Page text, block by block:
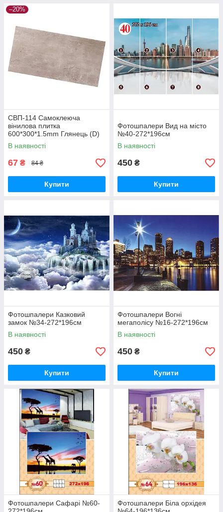
–20%
СВП-114 Самоклеюча
вінилова плитка
600*300*1.5mm Глянець (D)
SW-00001780
В наявності
67 ₴ 84 ₴
Купити
Фотошпалери Вид на місто
№40-272*196см
В наявності
450 ₴
Купити
Фотошпалери Казковий
замок №34-272*196см
В наявності
450 ₴
Купити
Фотошпалери Вогні
мегаполісу №16-272*196см
В наявності
450 ₴
Купити
Фотошпалери Сафарі №60-
Фотошпалери Біла орхідея